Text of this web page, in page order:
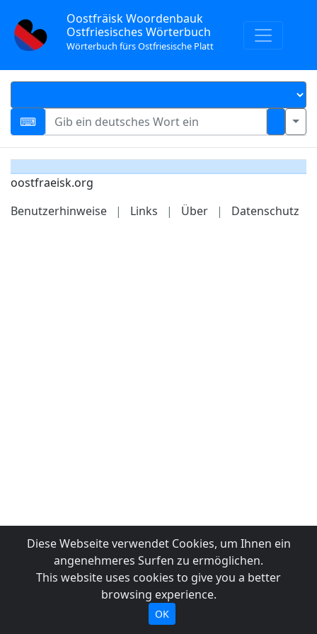
Oostfräisk Woordenbauk
Ostfriesisches Wörterbuch
Wörterbuch fürs Ostfriesische Platt
oostfraeisk.org
Benutzerhinweise
| Links | Über | Datenschutz
Diese Webseite verwendet Cookies, um Ihnen ein
angenehmeres Surfen zu ermöglichen.
This website uses cookies to give you a better
browsing experience.
OK